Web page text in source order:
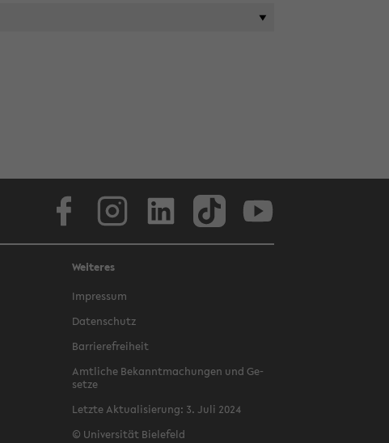
Face­book
Weiteres
Im­pres­sum
Da­ten­schutz
Bar­rie­re­frei­heit
Amt­li­che Be­kannt­ma­chun­gen und Ge­
set­ze
Letz­te Ak­tua­li­sie­rung: 3. Juli 2024
© Uni­ver­si­tät Bie­le­feld